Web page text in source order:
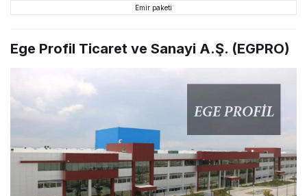
Emir paketi
Ege Profil Ticaret ve Sanayi A.Ş. (EGPRO)